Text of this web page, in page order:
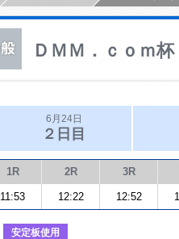
ＤＭＭ．ｃｏｍ杯
6月24日
２日目
1R 2R 3R
11:53 12:22 12:52
安定板使用